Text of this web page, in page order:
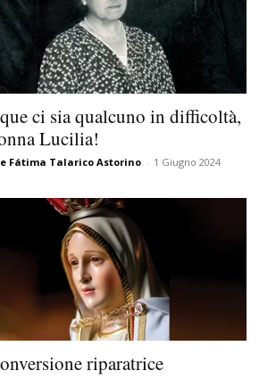
ci sia qualcuno in difficoltà,
Lucilia!
Fátima Talarico Astorino - 1 Giugno 2024
riparatrice